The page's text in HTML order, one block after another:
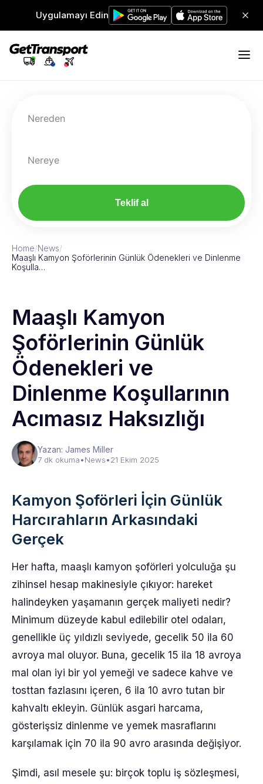
Uygulamayı Edin
Nereden
Nereye
Teklif al
Home/News/
Maaşlı Kamyon Şoförlerinin Günlük Ödenekleri ve Dinlenme
Koşulla…
Maaşlı Kamyon
Şoförlerinin Günlük
Ödenekleri ve
Dinlenme Koşullarının
Acımasız Haksızlığı
Yazan: James Miller
7 dk okuma•News•21 Ekim 2025
Kamyon Şoförleri İçin Günlük
Harcırahların Arkasındaki
Gerçek
Her hafta, maaşlı kamyon şoförleri yolculuğa şu
zihinsel hesap makinesiyle çıkıyor: hareket
halindeyken yaşamanın gerçek maliyeti nedir?
Minimum düzeyde kabul edilebilir otel odaları,
genellikle üç yıldızlı seviyede, gecelik 50 ila 60
avroya mal oluyor. Buna, gecelik 15 ila 18 avroya
mal olan iyi bir yol yemeği ve sadece kahve ve
tosttan fazlasını içeren, 6 ila 10 avro tutan bir
kahvaltı ekleyin. Günlük asgari harcama,
gösterişsiz dinlenme ve yemek masraflarını
karşılamak için 70 ila 90 avro arasında değişiyor.
Şimdi, asıl mesele şu: birçok toplu iş sözleşmesi,